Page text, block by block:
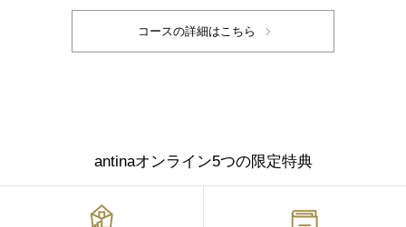
antinaオンライン5つの限定特典